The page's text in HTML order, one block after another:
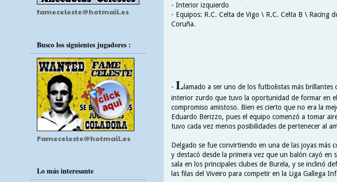
- Interior izquierdo
- Equipos: R.C. Celta de Vigo \ R.C. Celta B \ Racing
Coruña.
- Llamado a ser uno de los futbolistas más
interior zurdo que tuvo la oportunidad de formar en
compromiso amistoso. Bien es cierto que no era la
Eduardo Berizzo, pues el equipo comenzó a tomar
tuvo cada vez menos posibilidades de pertenecer al
Delgado se fue convirtiendo en una de las joyas más
y destacó desde la primera vez que un balón cayó
sala en los principales clubes de Burela, y se inclinó
las filas del Viveiro para competir en la Liga Gallega
fameceleste@hotmail.es
Busco los siguientes jugadores :
Fameceleste@hotmail.es
Lo más interesante